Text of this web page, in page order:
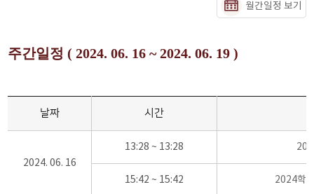
월간일정 보기
주간일정 ( 2024. 06. 16 ~ 2024. 06. 19 )
날짜 시간
2024. 06. 16
13:28 ~ 13:28
15:42 ~ 15:42 2024학